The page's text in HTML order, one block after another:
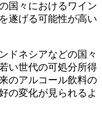
国々におけるワイン
遂げる可能性が高い
ドネシアなどの国々
い世代の可処分所得
のアルコール飲料の
の変化が見られるよ